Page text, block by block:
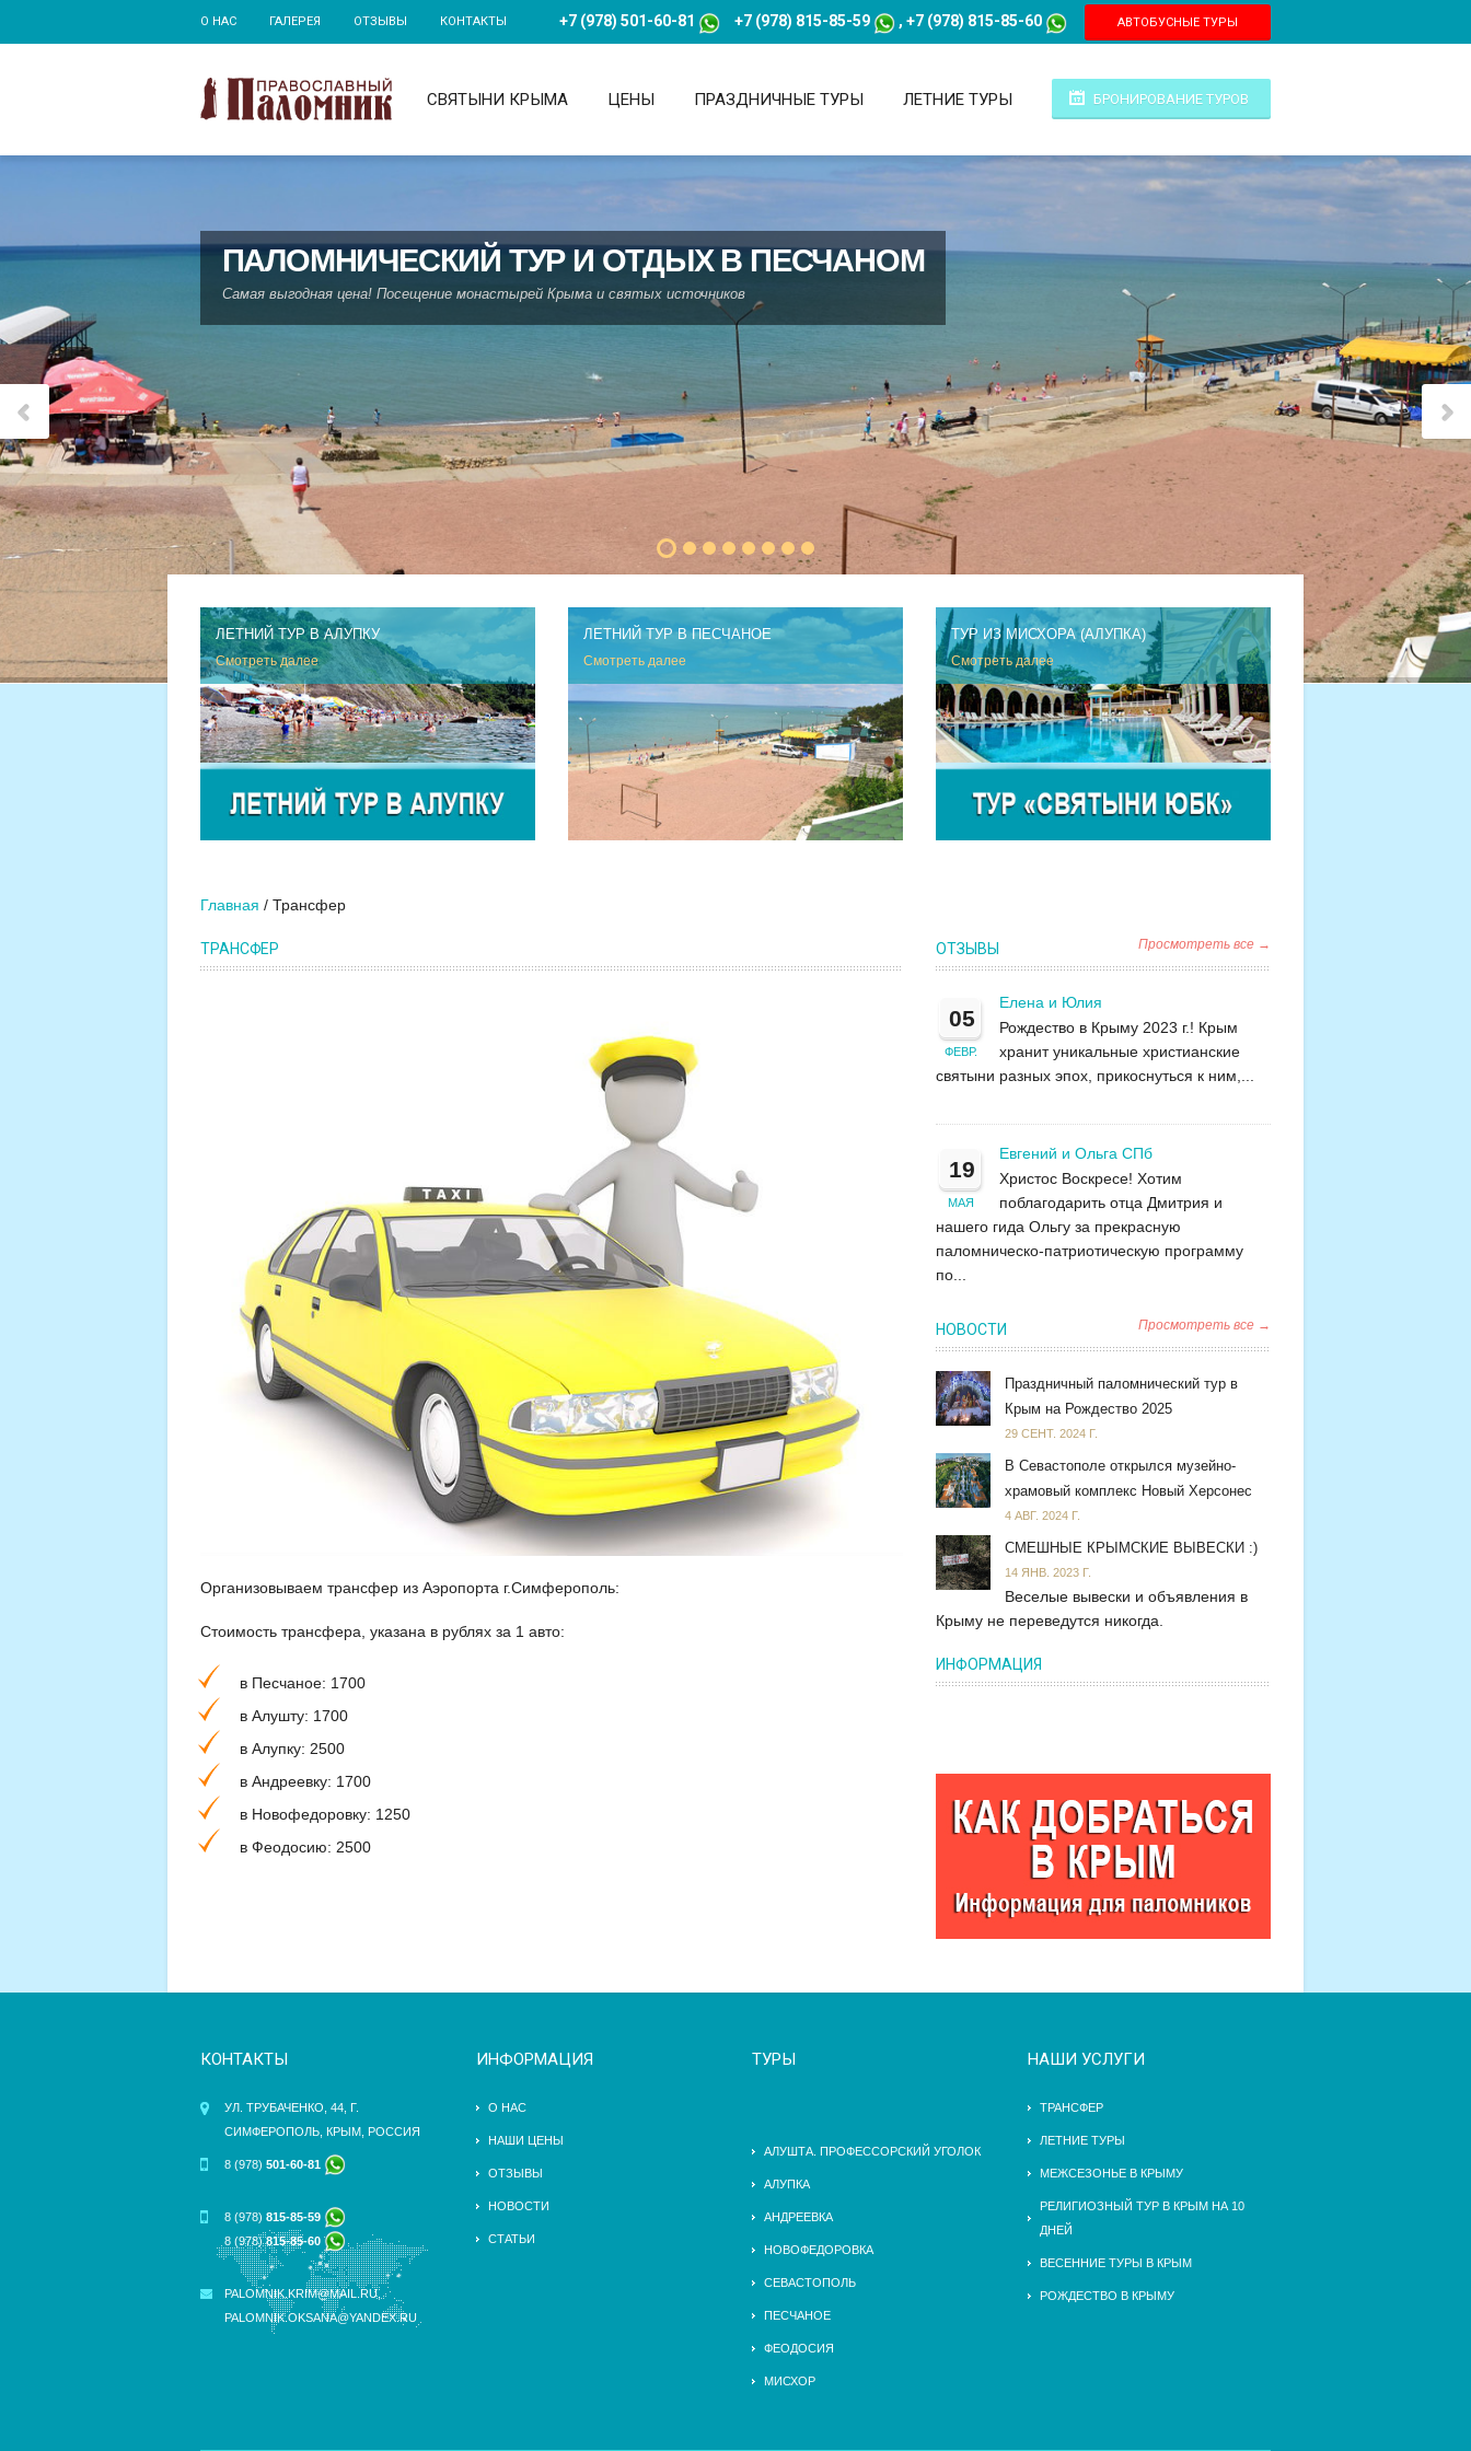
О НАС ГАЛЕРЕЯ ОТЗЫВЫ КОНТАКТЫ +7 (978) 501-60-81 +7 (978) 815-85-59 , +7 (978) 815-85-60 АВТОБУСНЫЕ ТУРЫ
БРОНИРОВАНИЕ ТУРОВ
СВЯТЫНИ КРЫМА ЦЕНЫ ПРАЗДНИЧНЫЕ ТУРЫ ЛЕТНИЕ ТУРЫ
ПАЛОМНИЧЕСКИЙ ТУР И ОТДЫХ В ПЕСЧАНОМ
Самая выгодная цена! Посещение монастырей Крыма и святых источников
ЛЕТНИЙ ТУР В АЛУПКУ
Смотреть далее
ЛЕТНИЙ ТУР В ПЕСЧАНОЕ
Смотреть далее
ТУР ИЗ МИСХОРА (АЛУПКА)
Смотреть далее
Главная Трансфер
ТРАНСФЕР
Организовываем трансфер из Аэропорта г.Симферополь:
Стоимость трансфера, указана в рублях за 1 авто:
в Песчаное: 1700
в Алушту: 1700
в Алупку: 2500
в Андреевку: 1700
в Новофедоровку: 1250
в Феодосию: 2500
ОТЗЫВЫ Просмотреть все →
05
ФЕВР.
Елена и Юлия
Рождество в Крыму 2023 г.! Крым
хранит уникальные христианские
святыни разных эпох, прикоснуться к ним,...
19
МАЯ
Евгений и Ольга СПб
Христос Воскресе! Хотим
поблагодарить отца Дмитрия и
нашего гида Ольгу за прекрасную
паломническо-патриотическую программу
по...
НОВОСТИ Просмотреть все →
Праздничный паломнический тур в
Крым на Рождество 2025
29 СЕНТ. 2024 Г.
В Севастополе открылся музейно-
храмовый комплекс Новый Херсонес
4 АВГ. 2024 Г.
СМЕШНЫЕ КРЫМСКИЕ ВЫВЕСКИ :)
14 ЯНВ. 2023 Г.
Веселые вывески и объявления в
Крыму не переведутся никогда.
ИНФОРМАЦИЯ
КОНТАКТЫ
УЛ. ТРУБАЧЕНКО, 44, Г.
СИМФЕРОПОЛЬ, КРЫМ, РОССИЯ
8 (978) 501-60-81
8 (978) 815-85-59
8 (978)815-85-60
PALOMNIK.KRIM@MAIL.RU,
PALOMNIK.OKSANA@YANDEX.RU
ИНФОРМАЦИЯ
О НАС
НАШИ ЦЕНЫ
ОТЗЫВЫ
НОВОСТИ
СТАТЬИ
ТУРЫ
АЛУШТА. ПРОФЕССОРСКИЙ УГОЛОК
АЛУПКА
АНДРЕЕВКА
НОВОФЕДОРОВКА
СЕВАСТОПОЛЬ
ПЕСЧАНОЕ
ФЕОДОСИЯ
МИСХОР
НАШИ УСЛУГИ
ТРАНСФЕР
ЛЕТНИЕ ТУРЫ
МЕЖСЕЗОНЬЕ В КРЫМУ
РЕЛИГИОЗНЫЙ ТУР В КРЫМ НА 10
ДНЕЙ
ВЕСЕННИЕ ТУРЫ В КРЫМ
РОЖДЕСТВО В КРЫМУ